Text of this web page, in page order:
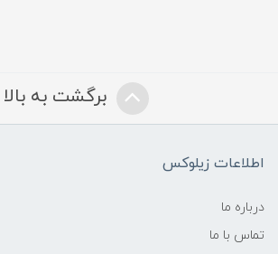
برگشت به بالا
اطلاعات زیلوکس
درباره ما
تماس با ما